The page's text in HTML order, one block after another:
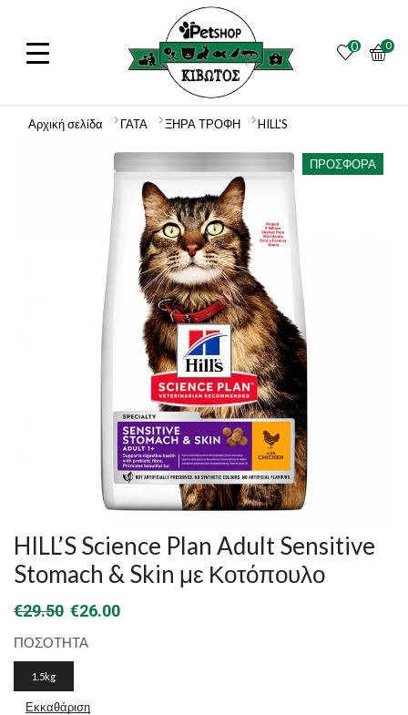
0 0
Αρχική σελίδα ΓΑΤΑ ΞΗΡΑ ΤΡΟΦΗ HILL'S
ΠΡΟΣΦΟΡΆ
HILL’S Science Plan Adult Sensitive
Stomach & Skin με Κοτόπουλο
€29.50 Original
price
was:
€29.50.
€26.00Η
ΠΟΣΟΤΗΤΑ
1.5kg
Εκκαθάριση